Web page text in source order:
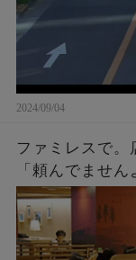
2024/09/04
ファミレスで。
「頼んでませ
『５２００円で
→ 結果…